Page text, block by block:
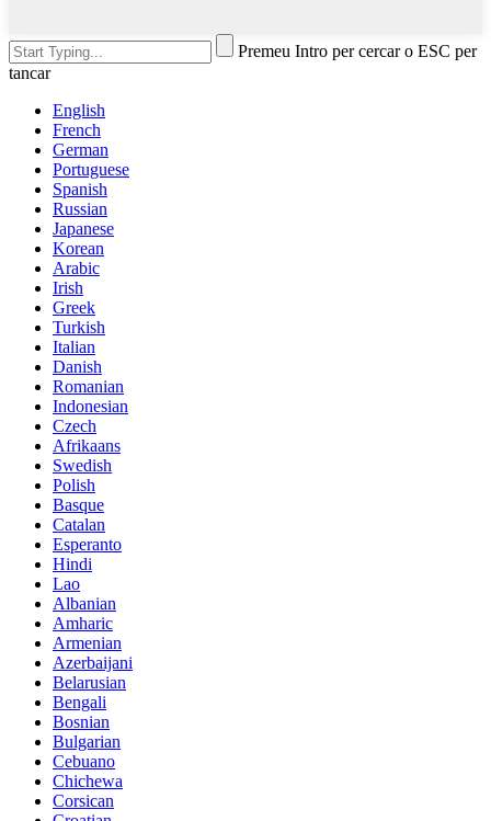
Premeu Intro per cercar o ESC per
tancar
English
French
German
Portuguese
Spanish
Russian
Japanese
Korean
Arabic
Irish
Greek
Turkish
Italian
Danish
Romanian
Indonesian
Czech
Afrikaans
Swedish
Polish
Basque
Catalan
Esperanto
Hindi
Lao
Albanian
Amharic
Armenian
Azerbaijani
Belarusian
Bengali
Bosnian
Bulgarian
Cebuano
Chichewa
Corsican